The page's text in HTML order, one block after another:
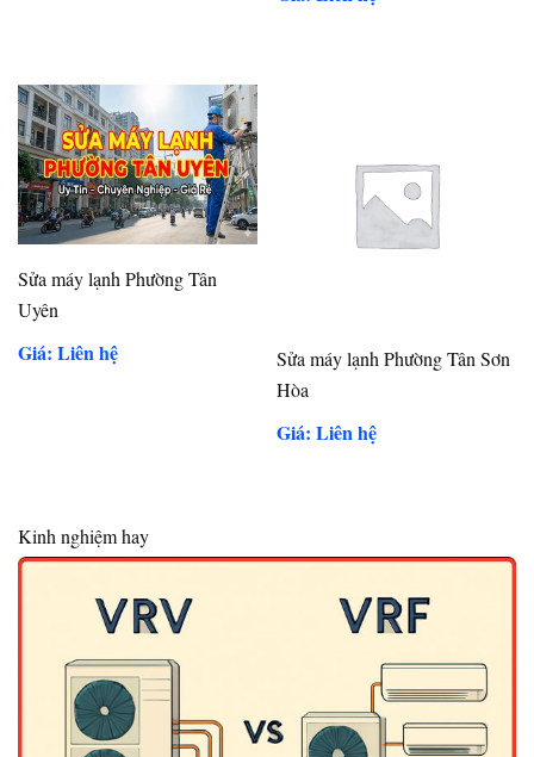
Sửa máy lạnh Phường Tân
Uyên
Giá: Liên hệ
Sửa máy lạnh Phường Tân Sơn
Hòa
Giá: Liên hệ
Kinh nghiệm hay